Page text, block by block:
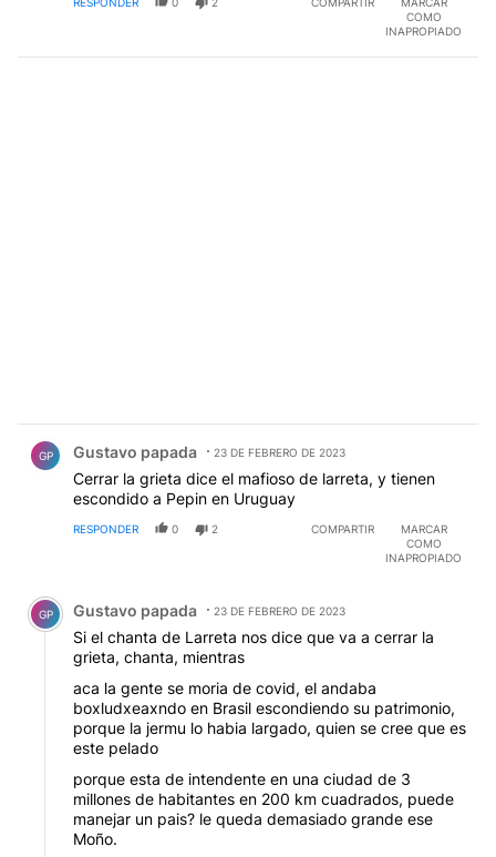
RESPONDER 0 2 COMPARTIR
MARCAR
COMO
INAPROPIADO
GP Gustavo papada 23 DE FEBRERO DE 2023
Cerrar la grieta dice el mafioso de larreta, y tienen
escondido a Pepin en Uruguay
RESPONDER 0 2 COMPARTIR
MARCAR
COMO
INAPROPIADO
Comentario de Gustavo papada.
GP Gustavo papada 23 DE FEBRERO DE 2023
Si el chanta de Larreta nos dice que va a cerrar la
grieta, chanta, mientras
aca la gente se moria de covid, el andaba
boxludxeaxndo en Brasil escondiendo su patrimonio,
porque la jermu lo habia largado, quien se cree que es
este pelado
porque esta de intendente en una ciudad de 3
millones de habitantes en 200 km cuadrados, puede
manejar un pais? le queda demasiado grande ese
Moño.